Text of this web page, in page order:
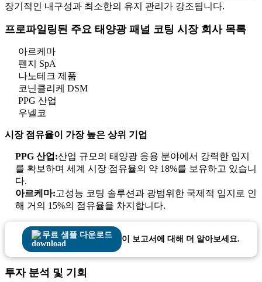
장기적인 내구성과 최소한의 유지 관리가 강조됩니다.
프로파일링된 주요 태양광 패널 코팅 시장 회사 목록
아르케마
펜지 SpA
나노테크 제품
코닌클리케 DSM
PPG 산업
우넬코
시장 점유율이 가장 높은 상위 기업
PPG 산업:산업 규모의 태양광 응용 분야에서 강력한 입지
를 확보하며 세계 시장 점유율의 약 18%를 보유하고 있습니
다.
아르케마:고성능 코팅 솔루션과 광범위한 국제적 입지로 인
해 거의 15%의 점유율을 차지합니다.
무료 샘플 다운로드 이 보고서에 대해 더 알아보세요.
투자 분석 및 기회